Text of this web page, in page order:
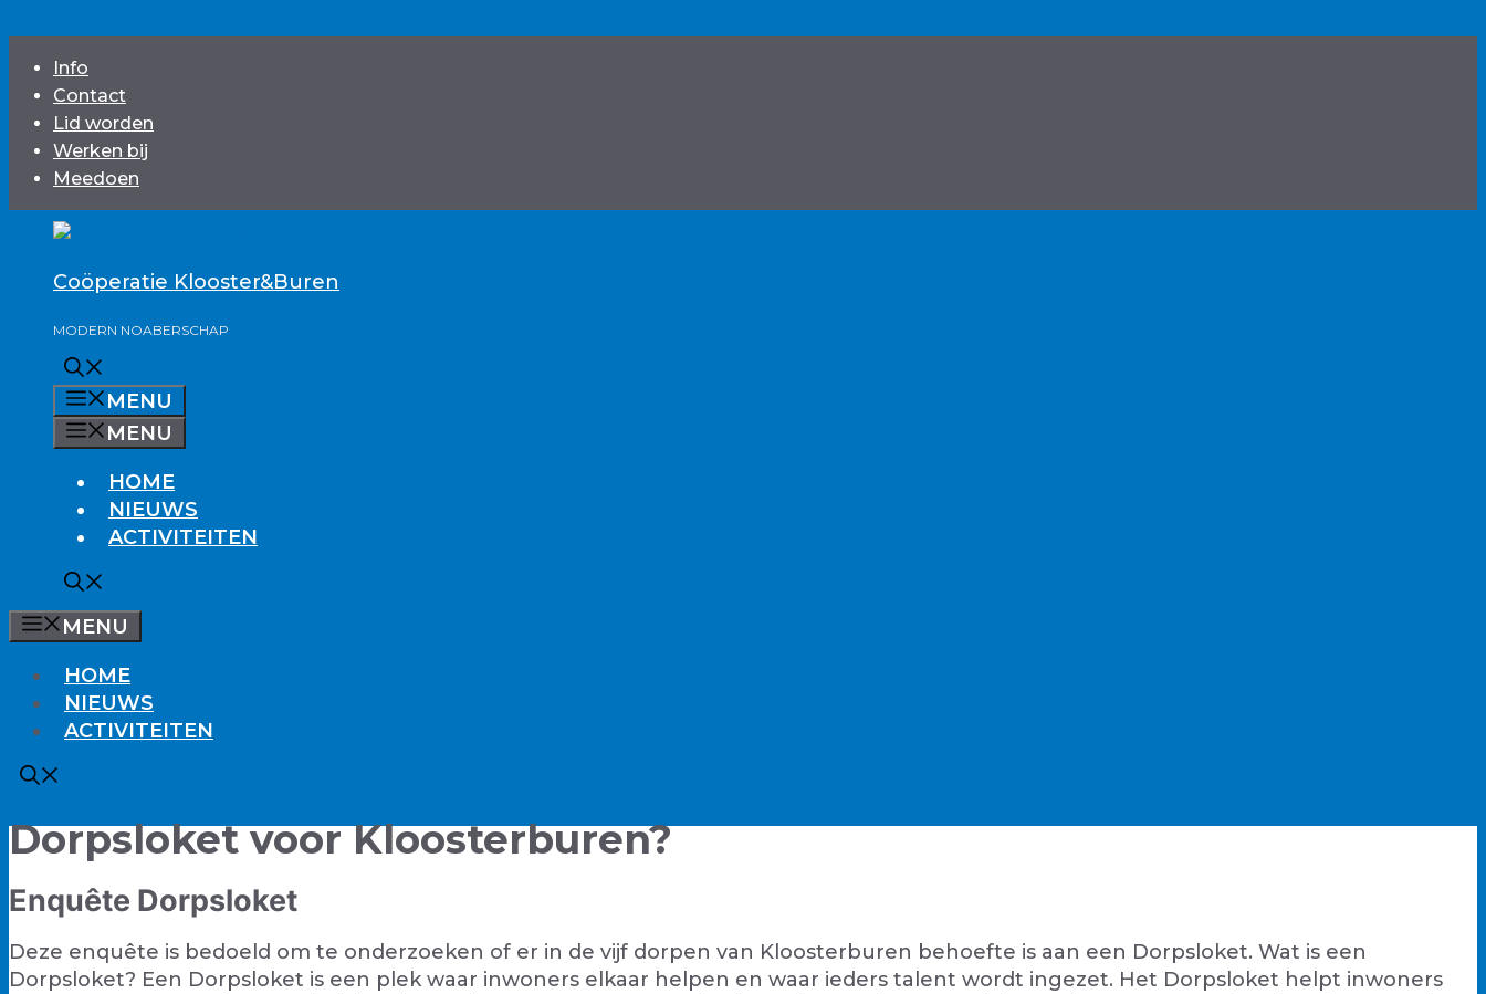
Info
Contact
Lid worden
Werken bij
Meedoen
Coöperatie Klooster&Buren
MODERN NOABERSCHAP
MENU
MENU
HOME
NIEUWS
ACTIVITEITEN
MENU
HOME
NIEUWS
ACTIVITEITEN
Dorpsloket voor Kloosterburen?
Enquête Dorpsloket
Deze enquête is bedoeld om te onderzoeken of er in de vijf dorpen van Kloosterburen behoefte is aan een Dorpsloket. Wat is een
Dorpsloket? Een Dorpsloket is een plek waar inwoners elkaar helpen en waar ieders talent wordt ingezet. Het Dorpsloket helpt inwoners